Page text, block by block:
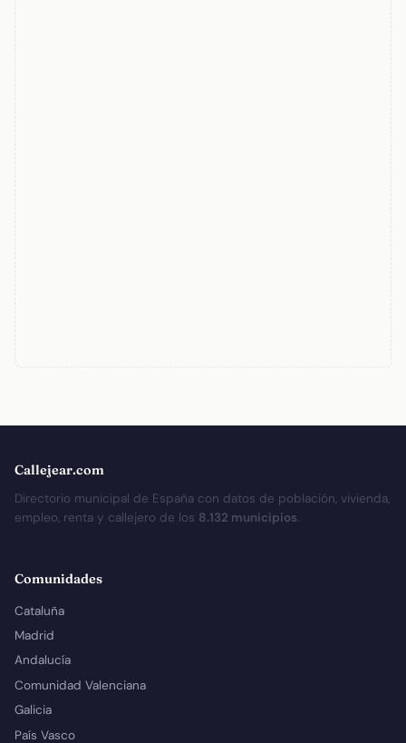
Callejear.com
Directorio municipal de España con datos de población, vivienda,
empleo, renta y callejero de los 8.132 municipios.
Comunidades
Cataluña
Madrid
Andalucía
Comunidad Valenciana
Galicia
País Vasco